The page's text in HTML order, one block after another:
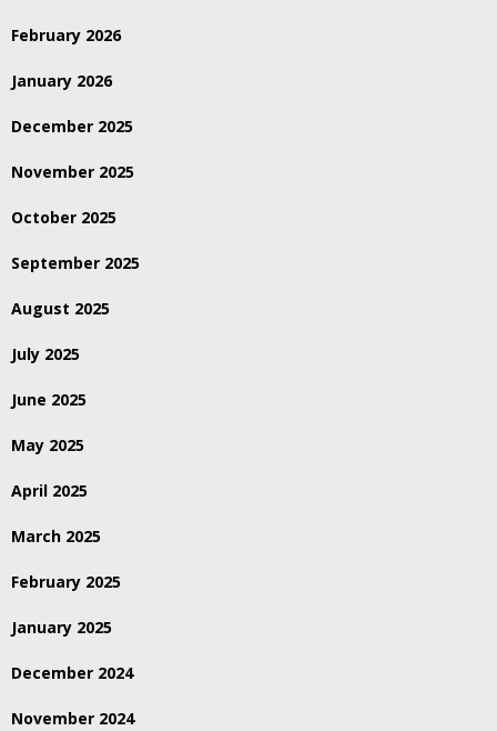
February 2026
January 2026
December 2025
November 2025
October 2025
September 2025
August 2025
July 2025
June 2025
May 2025
April 2025
March 2025
February 2025
January 2025
December 2024
November 2024